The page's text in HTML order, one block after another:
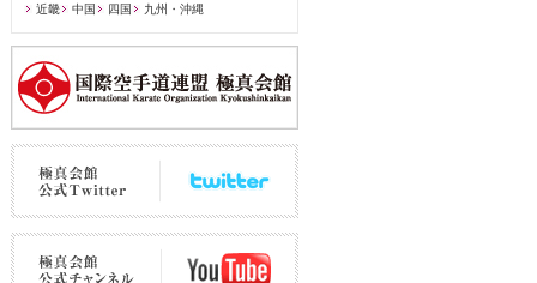
近畿
中国 四国 九州・沖縄